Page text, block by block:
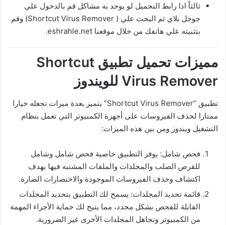
ثالثاً اذا رابط التحميل لو يوجد به مشاكل قم بالدخول علي
جوجل بلاي ثم البحث علي ( Shortcut Virus Remover) وقم
بتثبيته علي هاتفك من خلال موقعنا eshrahle.net.
مميزات تحميل تطبيق Shortcut
Virus Remover للويندوز
تطبيق “Shortcut Virus Remover” يتميز بعدة ميزات تجعله خيارا
ممتازا لحذف الفيروسات على أجهزة الكمبيوتر التي تعمل بنظام
التشغيل ويندوز ومن بين هذه الميزات:
فحص شامل: يوفر التطبيق خاصية فحص شامل وشامل
للقرص الصلب والمجلدات والملفات المشتبه فيها بهدف
اكتشاف وحذف الفيروسات الموجودة والاختصارات الضارة.
قائمة تحديد المجلدات: يسمح لك التطبيق بتحديد المجلدات
القابلة للفحص بشكل محدد، مما يتيح لك حماية الأجزاء المهمة
من الكمبيوتر وتجاهل المجلدات الأخرى غير الضرورية.